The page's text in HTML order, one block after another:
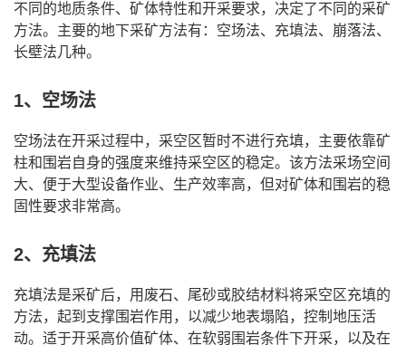
不同的地质条件、矿体特性和开采要求，决定了不同的采矿
方法。主要的地下采矿方法有：空场法、充填法、崩落法、
长壁法几种。
1、空场法
空场法在开采过程中，采空区暂时不进行充填，主要依靠矿
柱和围岩自身的强度来维持采空区的稳定。该方法采场空间
大、便于大型设备作业、生产效率高，但对矿体和围岩的稳
固性要求非常高。
2、充填法
充填法是采矿后，用废石、尾砂或胶结材料将采空区充填的
方法，起到支撑围岩作用，以减少地表塌陷，控制地压活
动。适于开采高价值矿体、在软弱围岩条件下开采，以及在